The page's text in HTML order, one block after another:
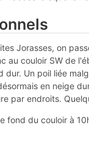
Jorasses, on
au couloir SW de
Un poil liée
en neige
par endroits.
fond du couloir à